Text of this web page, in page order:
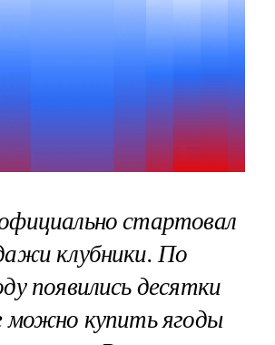
стартовал
клубники. По
появились десятки
можно купить ягоды